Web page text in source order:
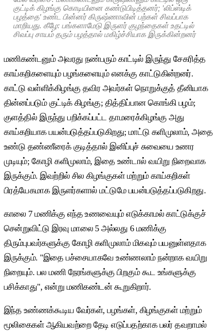
குட்டிக் கிழங்கு கொடியினை கண்டுபிடித்தனர்; 'லிப்ஸ்டிக்
பழத்தை' உண்ட பின்னர் கிருஷ்ணாவின் பற்கள் சிவப்பாக
மாறியது. கீழே: பங்களாமேடு இருளர் குழந்தைகள் உதட்டில்
சிவப்பு சாயம் தரும் பழத்தால் மகிழ்ச்சியாக இருக்கின்றனர்
மணிகண்டனும் அவரது நண்பரும் காட்டில் இருந்து சேகரித்த
காய்கறிகளையும் பழங்களையும் எனக்கு காட்டுகின்றனர்.
காட்டு வள்ளிக்கிழங்கு தவிர அவர்கள் நொறுக்குத் தீனியாக
தின்னப்படும் குட்டிக் கிழங்கு; தித்திப்பான கொங்கி பழம்;
குளத்தில் இருந்து பறிக்கப்பட்ட தாமரைக்கிழங்கு அது
காய்கறியாக பயன்படுத்தப்படுகிறது; மாட்டு களிமுலாம், அதை
உண்டு தண்ணீரைக் குடித்தால் இனிப்புச் சுவையை உணர
முடியும்; கோழி களிமுலாம், இதை உண்டால் வயிறு நிறைவாக
இருக்கும். இவற்றில் சில கிழங்குகள் மற்றும் காய்கறிகள்
பிரத்யேகமாக இருளர்களால் மட்டுமே பயன்படுத்தப்படுகிறது.
காலை 7 மணிக்கு எந்த உணவையும் எடுக்காமல் காட்டுக்குச்
சென்றுவிட்டு இரவு மாலை 5 அல்லது 6 மணிக்கு
திரும்புபவர்களுக்கு கோழி களிமுலாம் மிகவும் பயனுள்ளதாக
இருக்கும். "இதை பச்சையாகவே உண்ணலாம் நன்றாக வயிறு
நிறையும். பல மணி நேரங்களுக்கு பிறகும் கூட உங்களுக்கு
பசிக்காது", என்று மணிகண்டன் கூறுகிறார்.
இந்த உண்ணக்கூடிய வேர்கள், பழங்கள், கிழங்குகள் மற்றும்
மூலிகைகள் ஆகியவற்றை தேடி எடுப்பதற்காக பலர் தவறாமல்